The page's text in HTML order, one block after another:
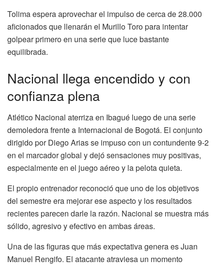
Tolima espera aprovechar el impulso de cerca de 28.000
aficionados que llenarán el Murillo Toro para intentar
golpear primero en una serie que luce bastante
equilibrada.
Nacional llega encendido y con
confianza plena
Atlético Nacional aterriza en Ibagué luego de una serie
demoledora frente a Internacional de Bogotá. El conjunto
dirigido por Diego Arias se impuso con un contundente 9-2
en el marcador global y dejó sensaciones muy positivas,
especialmente en el juego aéreo y la pelota quieta.
El propio entrenador reconoció que uno de los objetivos
del semestre era mejorar ese aspecto y los resultados
recientes parecen darle la razón. Nacional se muestra más
sólido, agresivo y efectivo en ambas áreas.
Una de las figuras que más expectativa genera es Juan
Manuel Rengifo. El atacante atraviesa un momento